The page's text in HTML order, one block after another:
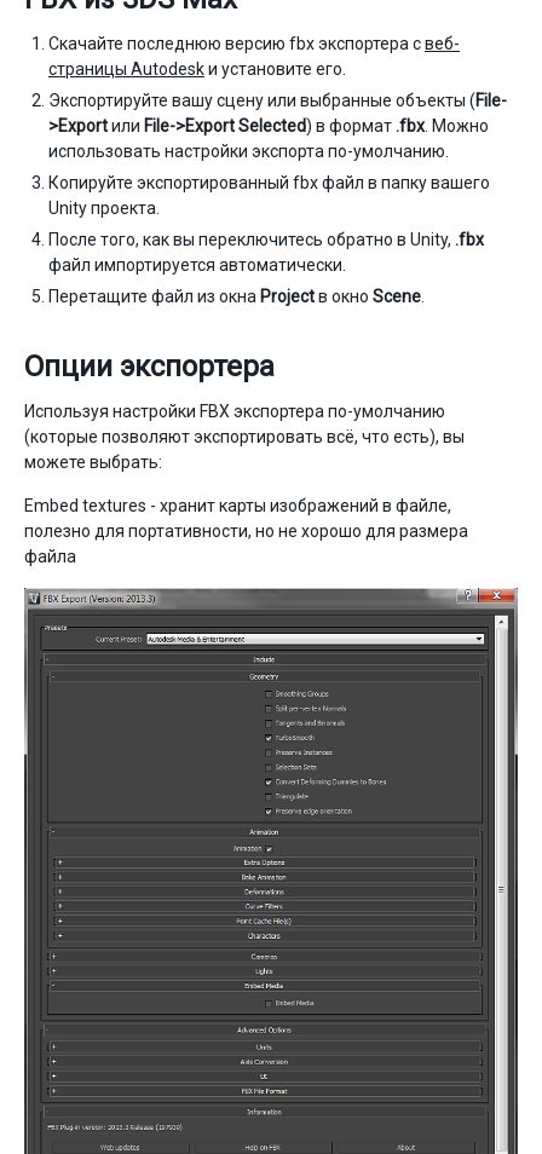
Скачайте последнюю версию fbx экспортера свеб-
страницы Autodeskи установите его.
Экспортируйте вашу сцену или выбранные объекты (File-
>Exportили File->Export Selected) в формат .fbx . Можно
использовать настройки экспорта по-умолчанию.
Копируйте экспортированный fbx файл в папку вашего
Unity проекта.
После того, как вы переключитесь обратно в Unity, .fbx
файл импортируется автоматически.
Перетащите файл из окна Projectв окно Scene
Опции экспортера
Используя настройки FBX экспортера по-умолчанию
(которые позволяют экспортировать всё, что есть), вы
можете выбрать:
Embed textures - хранит карты изображений в файле,
полезно для портативности, но не хорошо для размера
файла